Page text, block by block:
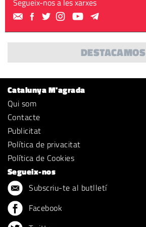
DESTACAMOS
Catalunya M'agrada
Qui som
Contacte
Publicitat
Política de privacitat
Política de Cookies
Segueix-nos
Subscriu-te al butlletí
Facebook